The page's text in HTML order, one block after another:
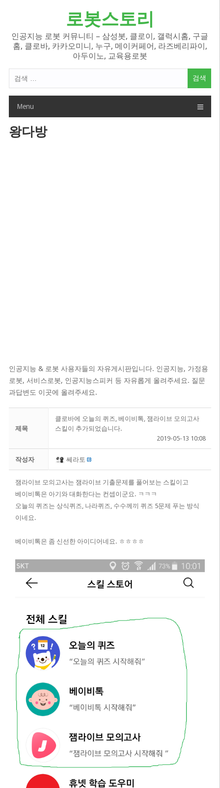
로봇스토리
인공지능 로봇 커뮤니티 – 삼성봇, 클로이, 갤럭시홈, 구글
홈, 클로바, 카카오미니, 누구, 메이커페어, 라즈베리파이,
아두이노, 교육용로봇
색
Menu
왕다방
인공지능 & 로봇 사용자들의 자유게시판입니다. 인공지능, 가정용
로봇, 서비스로봇, 인공지능스피커 등 자유롭게 올려주세요. 질문
과답변도 이곳에 올려주세요.
제목
클로바에 오늘의 퀴즈, 베이비톡, 잼라이브 모의고사
스킬이 추가되었습니다.
2019-05-13 10:08
작성자 쎄라토
잼라이브 모의고사는 잼라이브 기출문제를 풀어보는 스킬이고
베이비톡은 아기와 대화한다는 컨셉이군요. ㅋㅋㅋ
오늘의 퀴즈는 상식퀴즈, 나라퀴즈, 수수께끼 퀴즈 5문제 푸는 방식
이네요.
베이비톡은 좀 신선한 아이디어네요. ㅎㅎㅎㅎ